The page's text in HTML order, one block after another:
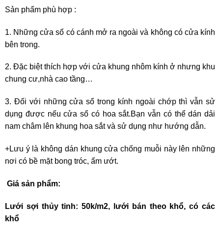
Sản phẩm phù hợp :
1. Những cửa sổ có cánh mở ra ngoài và không có cửa kính
bên trong.
2. Đặc biệt thích hợp với cửa khung nhôm kính ở nhưng khu
chung cư,nhà cao tầng…
3. Đối với những cửa sổ trong kính ngoài chớp thì vẫn sử
dụng được nếu cửa sổ có hoa sắt.Bạn vẫn có thể dán dải
nam châm lên khung hoa sắt và sử dụng như hướng dẫn.
+Lưu ý là không dán khung cửa chống muỗi này lên những
nơi có bề mặt bong tróc, ẩm ướt.
Giá sản phẩm:
Lưới sợi thủy tinh: 50k/m2, lưới bán theo khổ, có các
khổ